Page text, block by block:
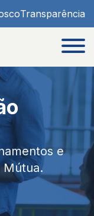
Transparência
e
Mútua.